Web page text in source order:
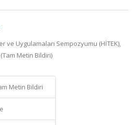
ve Uygulamaları Sempozyumu (HİTEK),
Metin Bildiri)
Metin Bildiri